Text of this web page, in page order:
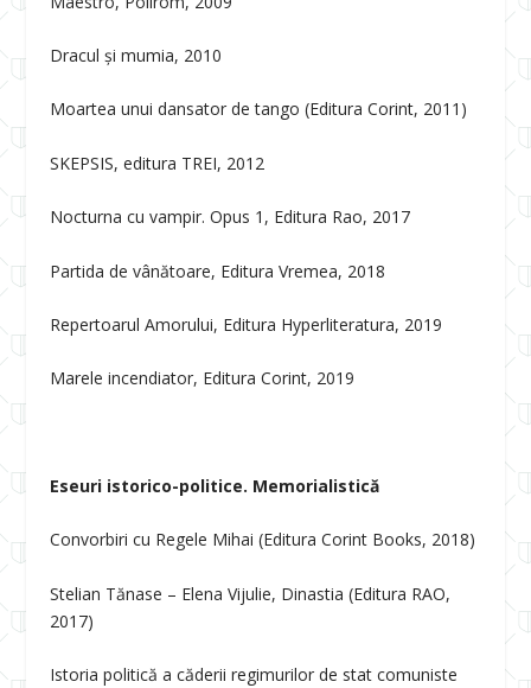
Dracul și mumia, 2010
Moartea unui dansator de tango (Editura Corint, 2011)
SKEPSIS, editura TREI, 2012
Nocturna cu vampir. Opus 1, Editura Rao, 2017
Partida de vânătoare, Editura Vremea, 2018
Repertoarul Amorului, Editura Hyperliteratura, 2019
Marele incendiator, Editura Corint, 2019
Eseuri istorico-politice. Memorialistică
Convorbiri cu Regele Mihai (Editura Corint Books, 2018)
Stelian Tănase – Elena Vijulie, Dinastia (Editura RAO,
2017)
Istoria politică a căderii regimurilor de stat comuniste